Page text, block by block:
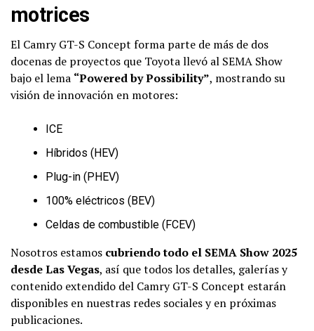
motrices
El Camry GT-S Concept forma parte de más de dos
docenas de proyectos que Toyota llevó al SEMA Show
bajo el lema “Powered by Possibility”, mostrando su
visión de innovación en motores:
ICE
Híbridos (HEV)
Plug-in (PHEV)
100% eléctricos (BEV)
Celdas de combustible (FCEV)
Nosotros estamos cubriendo todo el SEMA Show 2025
desde Las Vegas, así que todos los detalles, galerías y
contenido extendido del Camry GT-S Concept estarán
disponibles en nuestras redes sociales y en próximas
publicaciones.